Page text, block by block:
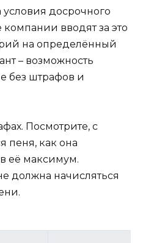
досрочного
вводят за это
на определённый
– возможность
без штрафов и
Посмотрите, с
пеня, как она
её максимум.
должна начисляться